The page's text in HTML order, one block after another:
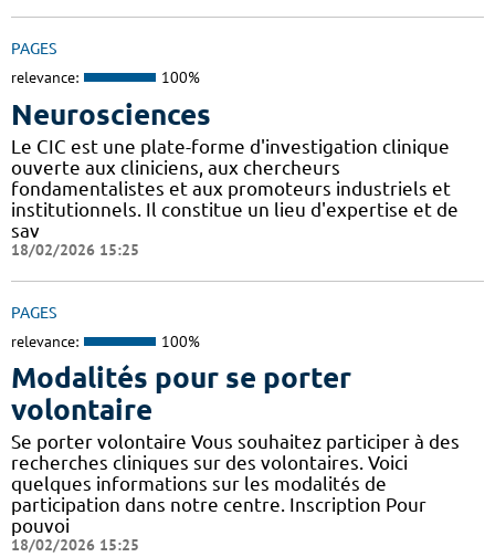
PAGES
relevance: 100%
Neurosciences
Le CIC est une plate-forme d'investigation clinique
ouverte aux cliniciens, aux chercheurs
fondamentalistes et aux promoteurs industriels et
institutionnels. Il constitue un lieu d'expertise et de
sav
18/02/2026 15:25
PAGES
relevance: 100%
Modalités pour se porter
volontaire
Se porter volontaire Vous souhaitez participer à des
recherches cliniques sur des volontaires. Voici
quelques informations sur les modalités de
participation dans notre centre. Inscription Pour
pouvoi
18/02/2026 15:25